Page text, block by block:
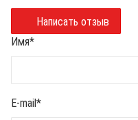
Написать отзыв
Имя*
E-mail*